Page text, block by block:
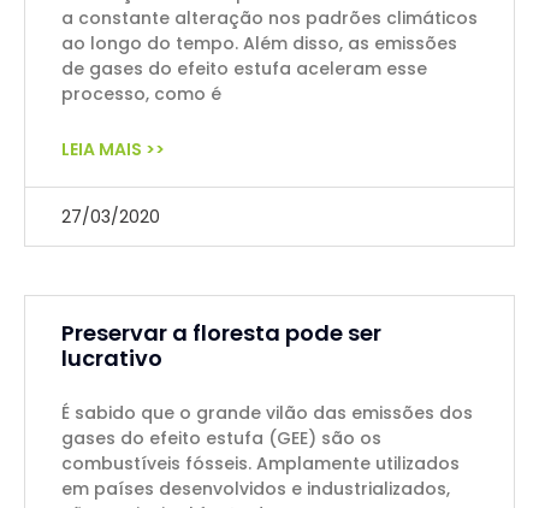
a constante alteração nos padrões climáticos
ao longo do tempo. Além disso, as emissões
de gases do efeito estufa aceleram esse
processo, como é
LEIA MAIS >>
27/03/2020
Preservar a floresta pode ser
lucrativo
É sabido que o grande vilão das emissões dos
gases do efeito estufa (GEE) são os
combustíveis fósseis. Amplamente utilizados
em países desenvolvidos e industrializados,